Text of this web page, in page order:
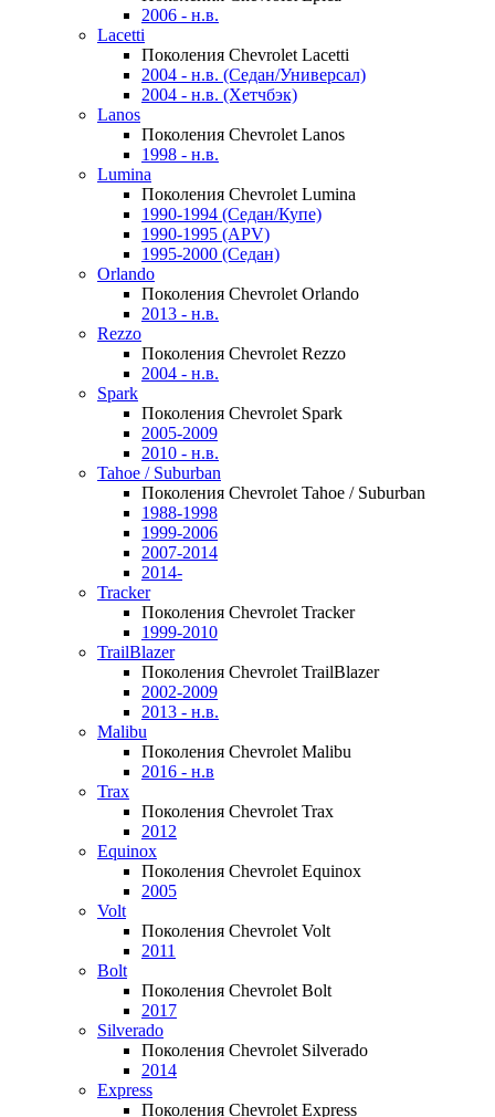
2006 - н.в.
Lacetti
Поколения Chevrolet Lacetti
2004 - н.в. (Седан/Универсал)
2004 - н.в. (Хетчбэк)
Lanos
Поколения Chevrolet Lanos
1998 - н.в.
Lumina
Поколения Chevrolet Lumina
1990-1994 (Седан/Купе)
1990-1995 (APV)
1995-2000 (Седан)
Orlando
Поколения Chevrolet Orlando
2013 - н.в.
Rezzo
Поколения Chevrolet Rezzo
2004 - н.в.
Spark
Поколения Chevrolet Spark
2005-2009
2010 - н.в.
Tahoe / Suburban
Поколения Chevrolet Tahoe / Suburban
1988-1998
1999-2006
2007-2014
2014-
Tracker
Поколения Chevrolet Tracker
1999-2010
TrailBlazer
Поколения Chevrolet TrailBlazer
2002-2009
2013 - н.в.
Malibu
Поколения Chevrolet Malibu
2016 - н.в
Trax
Поколения Chevrolet Trax
2012
Equinox
Поколения Chevrolet Equinox
2005
Volt
Поколения Chevrolet Volt
2011
Bolt
Поколения Chevrolet Bolt
2017
Silverado
Поколения Chevrolet Silverado
2014
Express
Поколения Chevrolet Express